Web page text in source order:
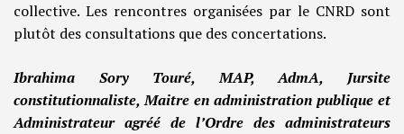
collective. Les rencontres organisées par le CNRD sont
plutôt des consultations que des concertations.
Ibrahima Sory Touré, MAP, AdmA, Jursite
constitutionnaliste, Maitre en administration publique et
Administrateur agréé de l’Ordre des administrateurs